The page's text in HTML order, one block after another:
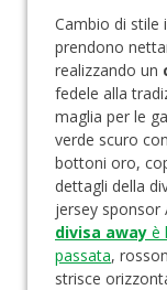
Cambio di stile
prendono
realizzando un
fedele alla
maglia per le
verde scuro
bottoni oro,
dettagli della
jersey sponsor
divisa away è
passata,
strisce